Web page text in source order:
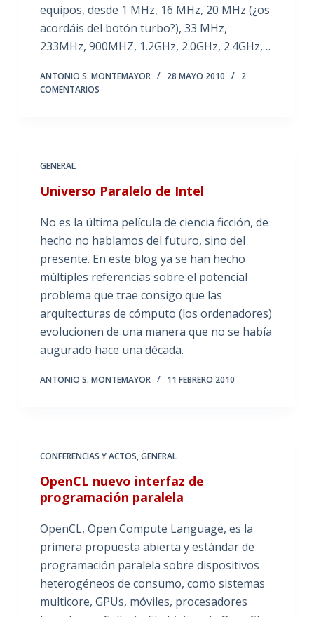
equipos, desde 1 MHz, 16 MHz, 20 MHz (¿os
acordáis del botón turbo?), 33 MHz,
233MHz, 900MHZ, 1.2GHz, 2.0GHz, 2.4GHz,…
ANTONIO S. MONTEMAYOR 28 MAYO 2010
2
COMENTARIOS
GENERAL
Universo Paralelo de Intel
No es la última película de ciencia ficción, de
hecho no hablamos del futuro, sino del
presente. En este blog ya se han hecho
múltiples referencias sobre el potencial
problema que trae consigo que las
arquitecturas de cómputo (los ordenadores)
evolucionen de una manera que no se había
augurado hace una década.
ANTONIO S. MONTEMAYOR 11 FEBRERO 2010
CONFERENCIAS Y ACTOS,GENERAL
OpenCL nuevo interfaz de
programación paralela
OpenCL, Open Compute Language, es la
primera propuesta abierta y estándar de
programación paralela sobre dispositivos
heterogéneos de consumo, como sistemas
multicore, GPUs, móviles, procesadores